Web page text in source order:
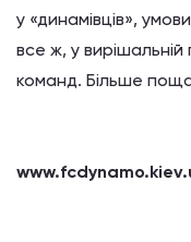
у «динамівців»,
все ж, у
команд. Більше